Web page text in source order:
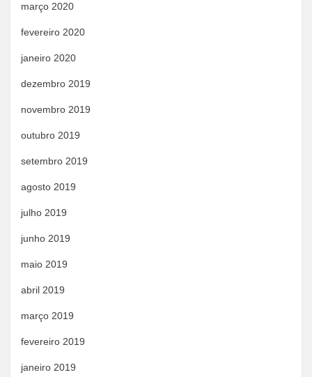
março 2020
fevereiro 2020
janeiro 2020
dezembro 2019
novembro 2019
outubro 2019
setembro 2019
agosto 2019
julho 2019
junho 2019
maio 2019
abril 2019
março 2019
fevereiro 2019
janeiro 2019